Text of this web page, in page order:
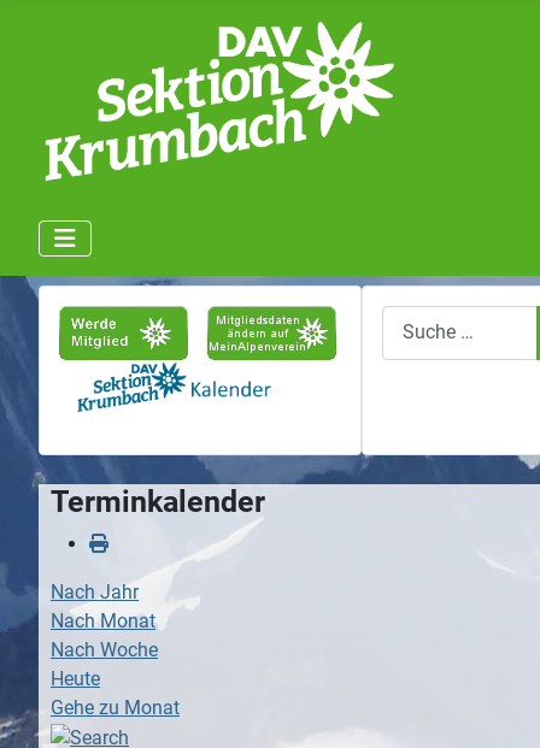
Terminkalender
Nach Jahr
Nach Monat
Nach Woche
Heute
Gehe zu Monat